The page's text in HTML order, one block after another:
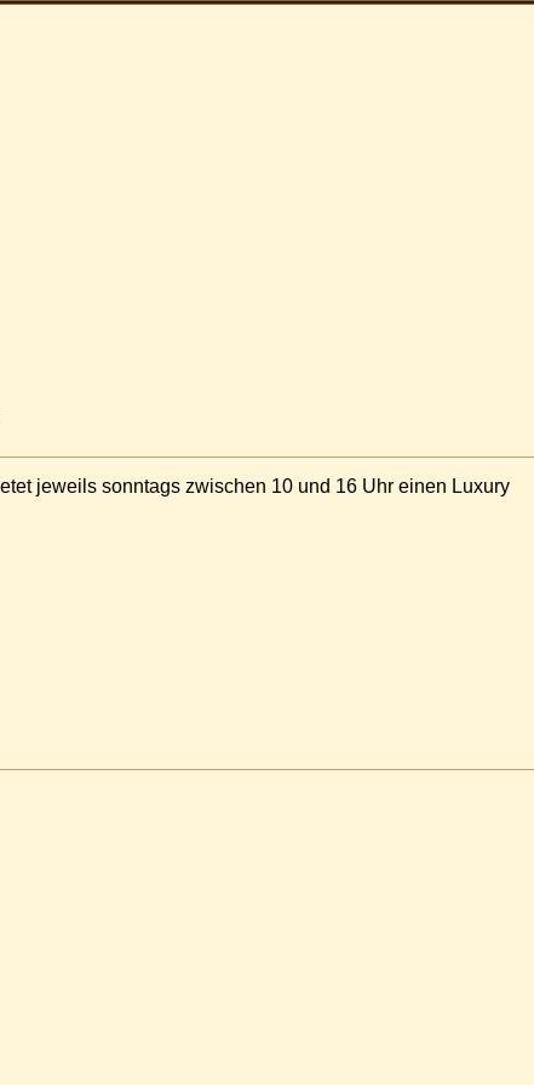
jeweils sonntags zwischen 10 und 16 Uhr einen Luxury